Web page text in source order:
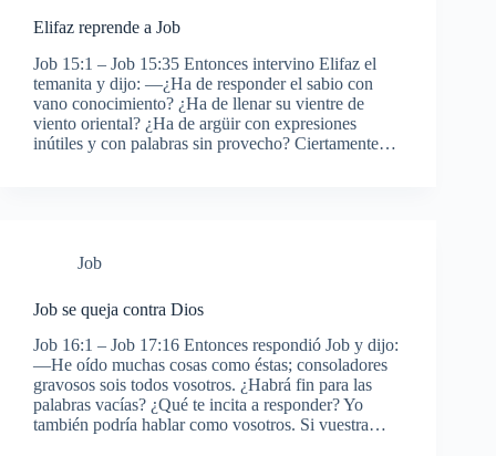
Elifaz reprende a Job
Job 15:1 – Job 15:35 Entonces intervino Elifaz el
temanita y dijo: —¿Ha de responder el sabio con
vano conocimiento? ¿Ha de llenar su vientre de
viento oriental? ¿Ha de argüir con expresiones
inútiles y con palabras sin provecho? Ciertamente…
Job
Job se queja contra Dios
Job 16:1 – Job 17:16 Entonces respondió Job y dijo:
—He oído muchas cosas como éstas; consoladores
gravosos sois todos vosotros. ¿Habrá fin para las
palabras vacías? ¿Qué te incita a responder? Yo
también podría hablar como vosotros. Si vuestra…